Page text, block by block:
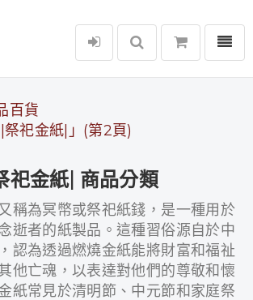
貨
選單
百貨
祭祀金紙|」(第2頁)
祀金紙| 商品分類
稱為冥幣或祭祀紙錢，是一種用於
逝者的紙製品。這種習俗源自於中
認為透過燃燒金紙能將財富和福祉
他亡魂，以表達對他們的尊敬和懷
紙常見於清明節、中元節和家庭祭